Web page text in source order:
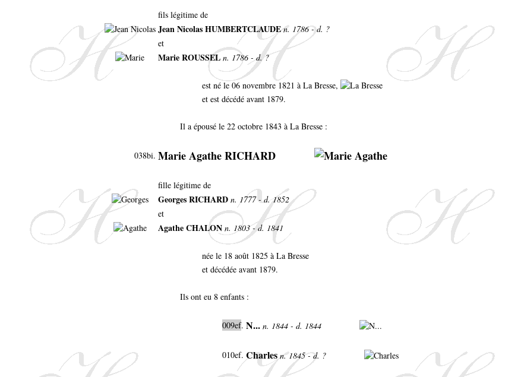
fils légitime de
Jean Nicolas HUMBERTCLAUDE n. 1786 - d. ?
et
Marie ROUSSEL n. 1786 - d. ?
est né le 06 novembre 1821 à La Bresse,
et est décédé avant 1879.
Il a épousé le 22 octobre 1843 à La Bresse :
038bi. Marie Agathe RICHARD
fille légitime de
Georges RICHARD n. 1777 - d. 1852
et
Agathe CHALON n. 1803 - d. 1841
née le 18 août 1825 à La Bresse
et décédée avant 1879.
Ils ont eu 8 enfants :
009ef. N... n. 1844 - d. 1844
010ef. Charlesn. 1845 - d. ?